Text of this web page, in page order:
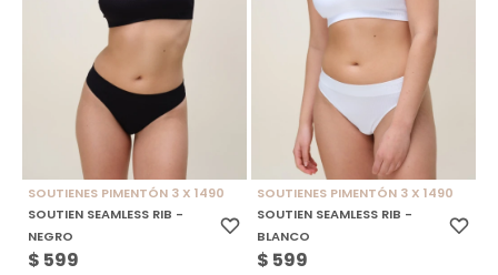
SOUTIENES PIMENTÓN 3 X 1490
SOUTIEN SEAMLESS RIB -
NEGRO
$ 599
SOUTIENES PIMENTÓN 3 X 1490
SOUTIEN SEAMLESS RIB -
BLANCO
$ 599